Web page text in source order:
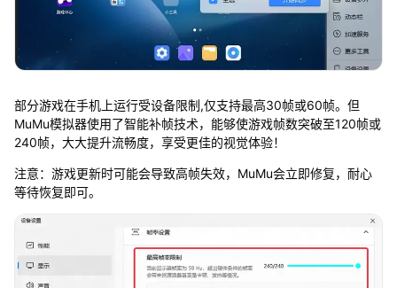
部分游戏在手机上运行受设备限制,仅支持最高30帧或60帧。但
MuMu模拟器使用了智能补帧技术，能够使游戏帧数突破至120帧或
240帧，大大提升流畅度，享受更佳的视觉体验！
注意：游戏更新时可能会导致高帧失效，MuMu会立即修复，耐心
等待恢复即可。